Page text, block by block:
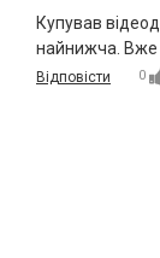
Купував
найнижча. Вже
Відповісти 0